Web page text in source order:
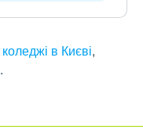
коледжі в Києві,
.